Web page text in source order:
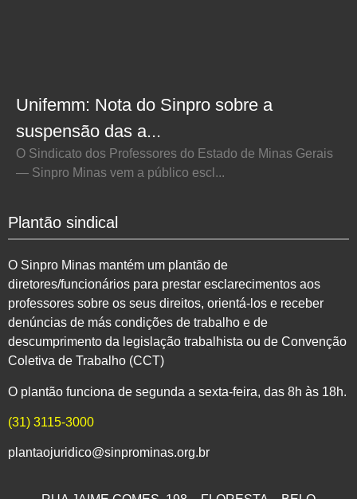
Unifemm: Nota do Sinpro sobre a
suspensão das a...
O Sindicato dos Professores do Estado de Minas Gerais
— Sinpro Minas vem a público escl...
Plantão sindical
O Sinpro Minas mantém um plantão de
diretores/funcionários para prestar esclarecimentos aos
professores sobre os seus direitos, orientá-los e receber
denúncias de más condições de trabalho e de
descumprimento da legislação trabalhista ou de Convenção
Coletiva de Trabalho (CCT)
O plantão funciona de segunda a sexta-feira, das 8h às 18h.
(31) 3115-3000
plantaojuridico@sinprominas.org.br